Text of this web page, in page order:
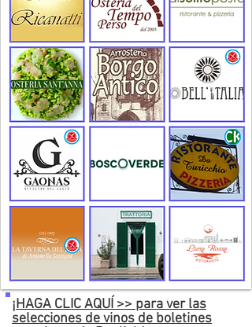
¡HAGA CLIC AQUÍ >> para ver las
selecciones de vinos de boletines